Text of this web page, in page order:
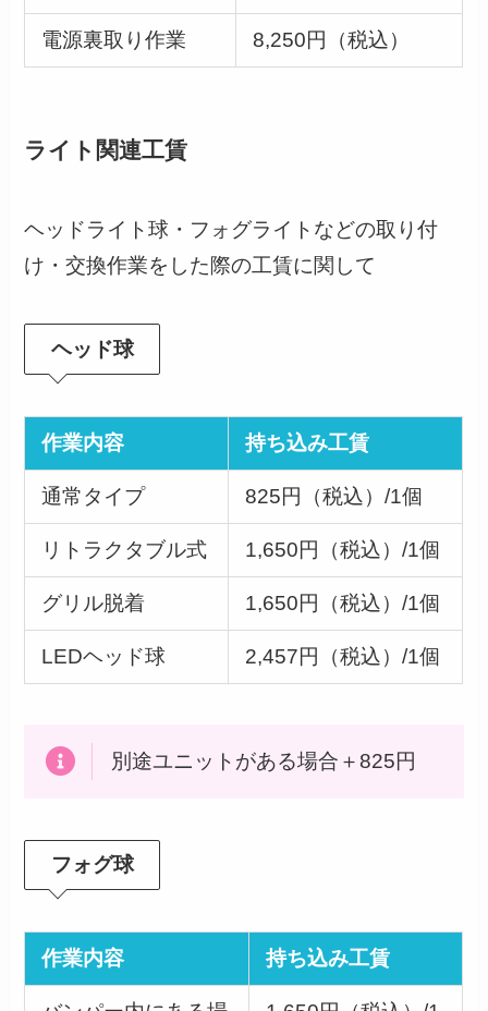
電源裏取り作業 8,250円（税込）
ライト関連工賃
ヘッドライト球・フォグライトなどの取り付
け・交換作業をした際の工賃に関して
ヘッド球
作業内容 持ち込み工賃
通常タイプ 825円（税込）/1個
リトラクタブル式 1,650円（税込）/1個
グリル脱着 1,650円（税込）/1個
LEDヘッド球 2,457円（税込）/1個
別途ユニットがある場合＋825円
フォグ球
作業内容 持ち込み工賃